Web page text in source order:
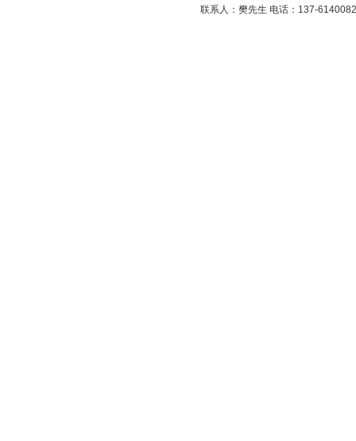
联系人：樊先生 电话：137-